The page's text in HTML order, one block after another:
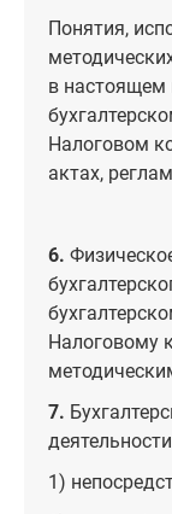
Понятия,
в настоящем
Налоговом
актах,
6.
Налоговому
7.
1)